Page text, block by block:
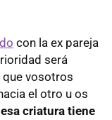
con la ex pareja
será
que vosotros
el otro u os
criatura tiene